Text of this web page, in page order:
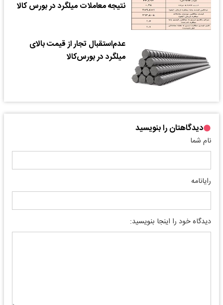
نتیجه معاملات میلگرد در بورس کالا
عدم‌استقبال تجار از قیمت بالای
میلگرد در بورس‌کالا
دیدگاهتان را بنویسید
نام شما
رایانامه
دیدگاه خود را اینجا بنویسید: